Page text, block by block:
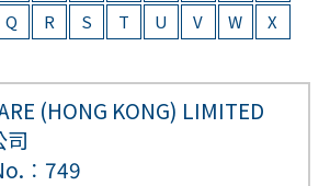
Q R S T U V W
X
(HONG KONG) LIMITED
司